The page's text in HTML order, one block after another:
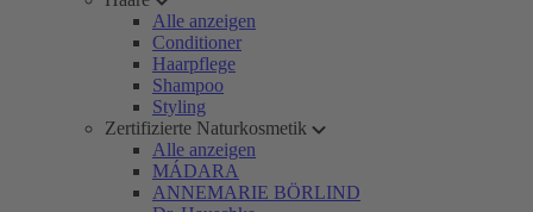
Alle anzeigen
Conditioner
Haarpflege
Shampoo
Styling
Zertifizierte Naturkosmetik
Alle anzeigen
MÁDARA
ANNEMARIE BÖRLIND